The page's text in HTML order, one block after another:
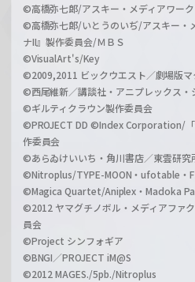
©高橋弥七郎/アスキー・メディアワー
©高橋弥七郎/いとうのいぢ/アスキー・
ナII』製作委員会/ＭＢＳ
©VisualArt's/Key
©2009,2011 ビックウエスト／劇場版
©西尾維新／講談社・アニプレックス・
©ギルティクラウン製作委員会
©PROJECT DD ©Index Corporation/「
作委員会
©あらゐけいいち・角川書店／東雲研究
©Nitroplus/TYPE-MOON・ufotable・
©Magica Quartet/Aniplex・Madoka
©2012 ヤマグチノボル・メディアファ
員会
©Project シンフォギア
©BNGI／PROJECT iM@S
©2012 MAGES./5pb./Nitroplus